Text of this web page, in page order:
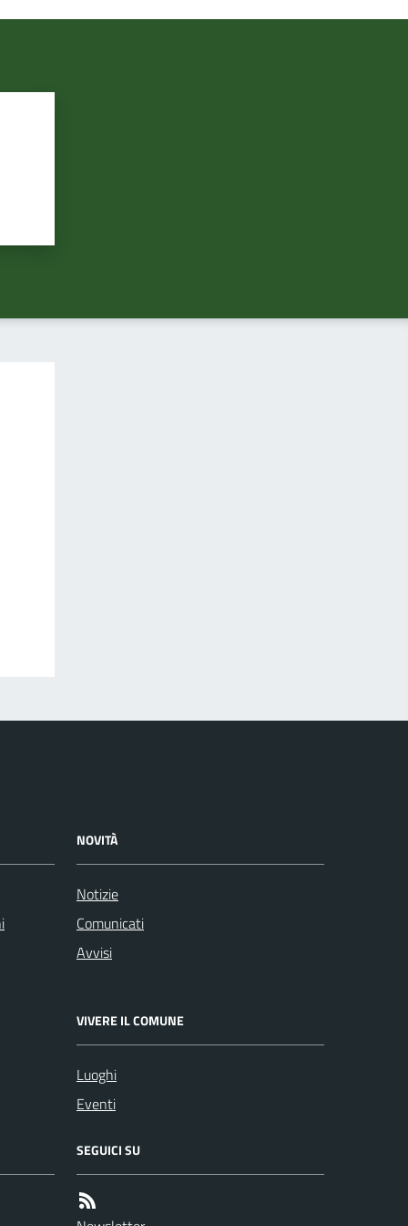
NOVITÀ
Notizie
Comunicati
Avvisi
VIVERE IL COMUNE
Luoghi
Eventi
SEGUICI SU